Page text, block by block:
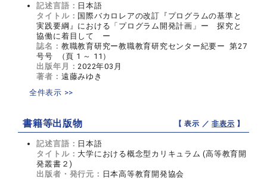
記述言語： 日本語
タイトル： 国際バカロレアの改訂『プログラムの基準と
実践要綱』における「プログラム開発計画」ー 探究と
協働に着目して ー
誌名： 教職教育研究ー教職教育研究センター紀要ー 第27
号号 （頁 1 ～ 11）
出版年月：2022年03月
著者： 遠藤みゆき
全件表示 >>
書籍等出版物 【 表示 ／非表示 】
記述言語： 日本語
タイトル： 大学における概念型カリキュラム (高等教育開
発叢書２)
出版者・発行元： 日本高等教育開発協会